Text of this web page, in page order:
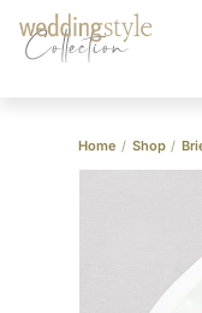
Collection
Home / Shop /